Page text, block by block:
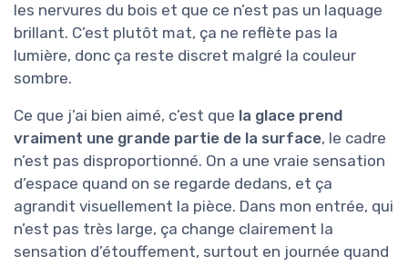
les nervures du bois et que ce n’est pas un laquage
brillant. C’est plutôt mat, ça ne reflète pas la
lumière, donc ça reste discret malgré la couleur
sombre.
Ce que j’ai bien aimé, c’est que la glace prend
vraiment une grande partie de la surface, le cadre
n’est pas disproportionné. On a une vraie sensation
d’espace quand on se regarde dedans, et ça
agrandit visuellement la pièce. Dans mon entrée, qui
n’est pas très large, ça change clairement la
sensation d’étouffement, surtout en journée quand